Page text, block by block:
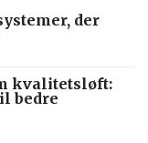
der
kvalitetsløft:
bedre